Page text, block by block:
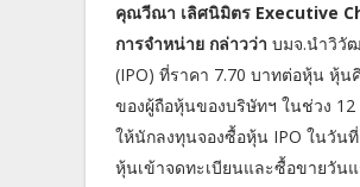
คุณวีณา เลิศนิมิตร Executive
การจำหน่าย กล่าวว่า บมจ.นำวิวั
(IPO) ที่ราคา 7.70 บาทต่อหุ้น หุ้น
ของผู้ถือหุ้นของบริษัทฯ ในช่วง
ให้นักลงทุนจองซื้อหุ้น IPO ในวัน
หุ้นเข้าจดทะเบียนและซื้อขายวัน